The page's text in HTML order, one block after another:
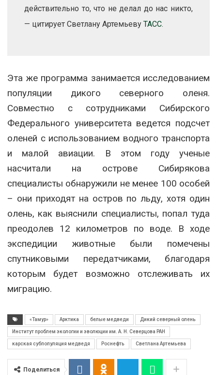
действительно то, что не делал до нас никто,
— цитирует Светлану Артемьеву ТАСС.
Эта же программа занимается исследованием
популяции дикого северного оленя.
Совместно с сотрудниками Сибирского
Федерального университета ведется подсчет
оленей с использованием водного транспорта
и малой авиации. В этом году ученые
насчитали на острове Сибирякова
специалисты обнаружили не менее 100 особей
– они приходят на остров по льду, хотя один
олень, как выяснили специалисты, попал туда
преодолев 12 километров по воде. В ходе
экспедиции животные были помечены
спутниковыми передатчиками, благодаря
которым будет возможно отслеживать их
миграцию.
«Тамур» Арктика белые медведи Дикий северный олень
Институт проблем экологии и эволюции им. А. Н. Северцова РАН
карская субпопуляция медведя Роснефть Светлана Артемьева
Поделиться